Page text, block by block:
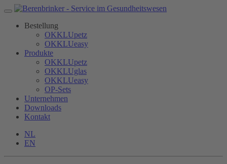
Bestellung
OKKLUpetz
OKKLUeasy
Produkte
OKKLUpetz
OKKLUglas
OKKLUeasy
OP-Sets
Unternehmen
Downloads
Kontakt
NL
EN